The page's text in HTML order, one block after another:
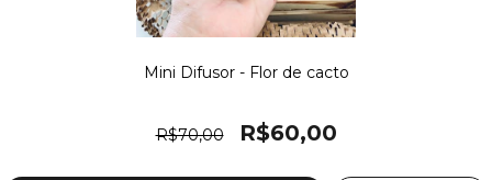
Mini Difusor - Flor de cacto
R$70,00 R$60,00